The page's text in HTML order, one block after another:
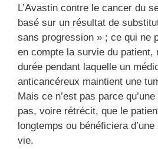
L’Avastin contre le cancer du
basé sur un résultat de
sans progression » ; ce qui ne
en compte la survie du patient,
durée pendant laquelle un
anticancéreux maintient une
Mais ce n’est pas parce
pas, voire rétrécit, que le
longtemps ou bénéficiera
vie.